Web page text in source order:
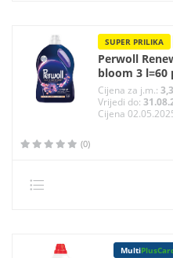
SUPER PRILIKA
Perwoll
bloom 3 l=60
Cijena za j.m.:
Vrijedi do:
Cijena
(0)
Multi